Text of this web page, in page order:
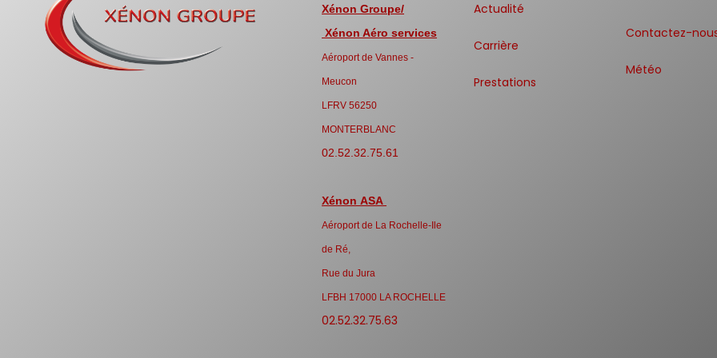
Xénon Groupe/
Xénon Aéro services
Aéroport de Vannes -
Meucon
LFRV 56250
MONTERBLANC
02.52.32.75.61
Xénon ASA
Aéroport de La Rochelle-Ile
de Ré,
Rue du Jura
LFBH 17000 LA ROCHELLE
02.52.32.75.63
Actualité
Carrière
Prestations
Contactez-
Météo